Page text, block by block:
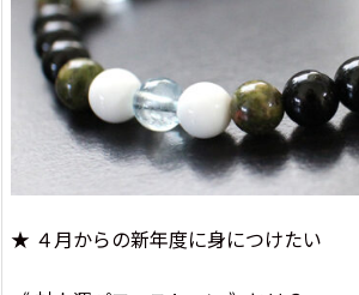
★ ４月からの新年度に身につけたい